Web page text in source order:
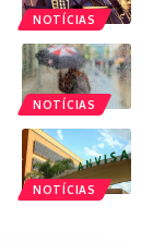
NOTÍCIAS
NOTÍCIAS
NOTÍCIAS